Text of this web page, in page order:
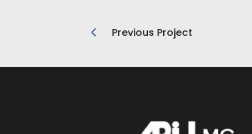
Previous Project